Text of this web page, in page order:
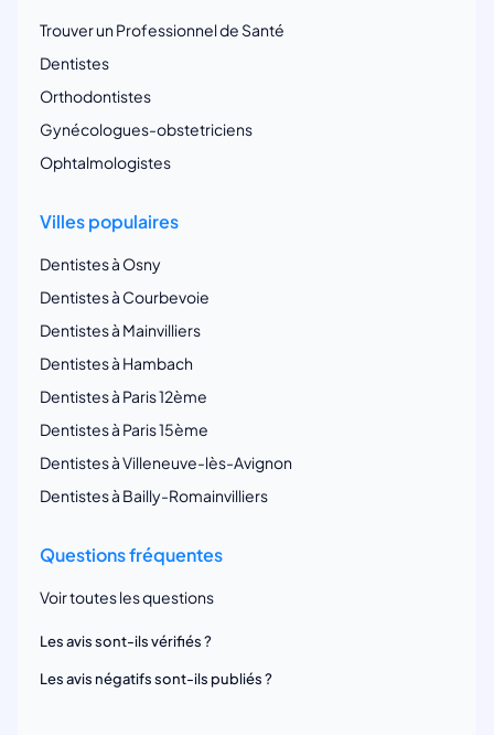
Trouver un Professionnel de Santé
Dentistes
Orthodontistes
Gynécologues-obstetriciens
Ophtalmologistes
Villes populaires
Dentistes à Osny
Dentistes à Courbevoie
Dentistes à Mainvilliers
Dentistes à Hambach
Dentistes à Paris 12ème
Dentistes à Paris 15ème
Dentistes à Villeneuve-lès-Avignon
Dentistes à Bailly-Romainvilliers
Questions fréquentes
Voir toutes les questions
Les avis sont-ils vérifiés ?
Les avis négatifs sont-ils publiés ?